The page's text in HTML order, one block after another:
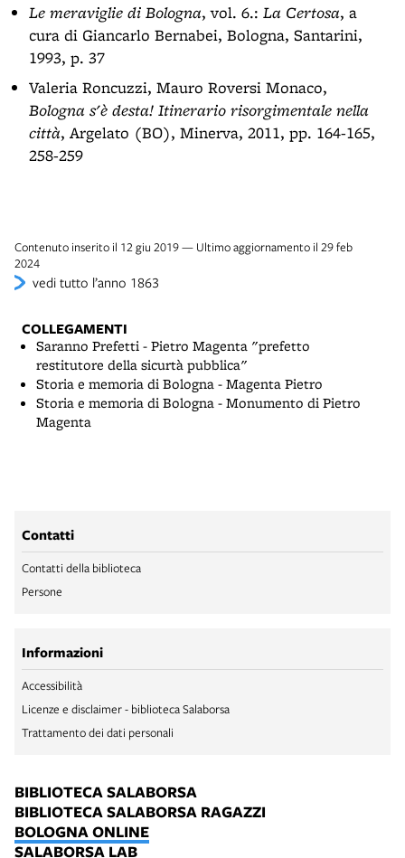
Le meraviglie di Bologna, vol. 6.: La Certosa, a
cura di Giancarlo Bernabei, Bologna, Santarini,
1993, p. 37
Valeria Roncuzzi, Mauro Roversi Monaco,
Bologna s'è desta! Itinerario risorgimentale nella
città, Argelato (BO), Minerva, 2011, pp. 164-165,
258-259
Contenuto inserito il 12 giu 2019 — Ultimo aggiornamento il 29 feb
2024
vedi tutto l’anno 1863
COLLEGAMENTI
Saranno Prefetti - Pietro Magenta "prefetto
restitutore della sicurtà pubblica"
Storia e memoria di Bologna - Magenta Pietro
Storia e memoria di Bologna - Monumento di Pietro
Magenta
Contatti
Contatti della biblioteca
Persone
Informazioni
Accessibilità
Licenze e disclaimer - biblioteca Salaborsa
Trattamento dei dati personali
BIBLIOTECA SALABORSA
BIBLIOTECA SALABORSA RAGAZZI
BOLOGNA ONLINE
SALABORSA LAB